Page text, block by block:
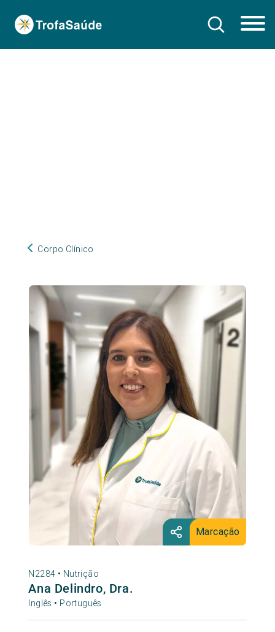
Corpo Clínico
Marcação
N2284 • Nutrição
Ana Delindro, Dra.
Inglês • Português